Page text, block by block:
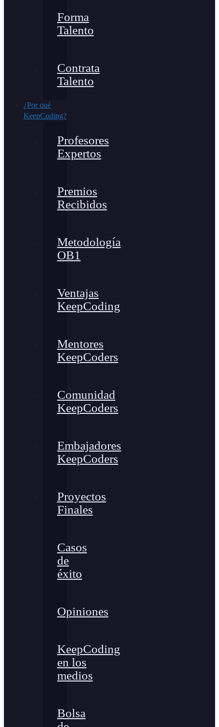
Forma
Talento
Contrata
Talento
¿Por qué
KeepCoding?
Profesores
Expertos
Premios
Recibidos
Metodología
OB1
Ventajas
KeepCoding
Mentores
KeepCoders
Comunidad
KeepCoders
Embajadores
KeepCoders
Proyectos
Finales
Casos
de
éxito
Opiniones
KeepCoding
en los
medios
Bolsa